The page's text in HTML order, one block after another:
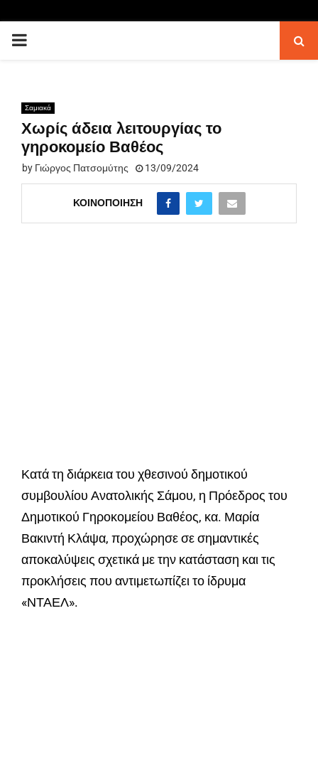
PRIMARY
Σαμιακά
Χωρίς άδεια λειτουργίας το
γηροκομείο Βαθέος
by Γιώργος Πατσομύτης 13/09/2024
ΚΟΙΝΟΠΟΊΗΣΗ
Κατά τη διάρκεια του χθεσινού δημοτικού
συμβουλίου Ανατολικής Σάμου, η Πρόεδρος του
Δημοτικού Γηροκομείου Βαθέος, κα. Μαρία
Βακιντή Κλάψα, προχώρησε σε σημαντικές
αποκαλύψεις σχετικά με την κατάσταση και τις
προκλήσεις που αντιμετωπίζει το ίδρυμα
«ΝΤΑΕΛ».